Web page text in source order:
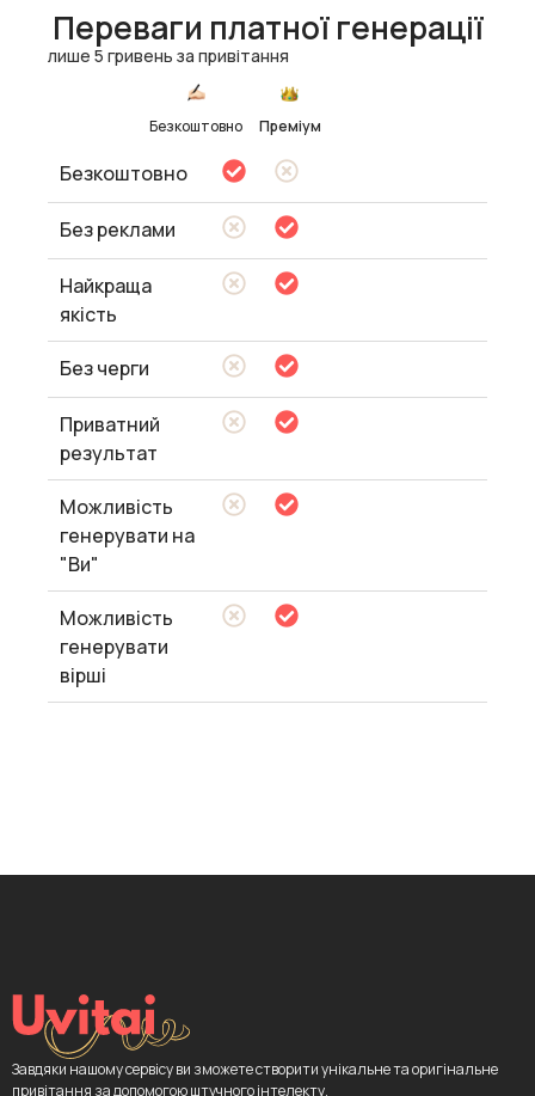
Переваги платної генерації
лише 5 гривень за привітання
Безкоштовно Преміум
Безкоштовно
Без реклами
Найкраща
якість
Без черги
Приватний
результат
Можливість
генерувати на
"Ви"
Можливість
генерувати
вірші
Завдяки нашому сервісу ви зможете створити унікальне та оригінальне
привітання за допомогою штучного інтелекту.